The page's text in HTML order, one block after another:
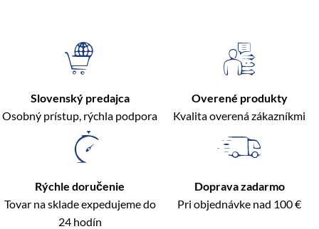
Slovenský predajca
Osobný prístup, rýchla podpora
Overené produkty
Kvalita overená zákazníkmi
Rýchle doručenie
Tovar na sklade expedujeme do
24 hodín
Doprava zadarmo
Pri objednávke nad 100 €